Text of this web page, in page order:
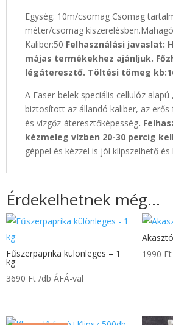
Egység: 10m/csomag Csomag
méter/csomag
Kaliber:50 Felhasználási javaslat:
májas termékekhez ajánljuk.
légáteresztő. Töltési tömeg
A Faser-belek speciális cellulóz alapú
biztosított az állandó kaliber, az
és vízgőz-áteresztőképesség.
kézmeleg vízben 20-30 percig
géppel és kézzel is jól klipszelhető
Érdekelhetnek még…
Fűszerpaprika különleges – 1
kg
3690 Ft /db ÁFÁ-val
1990 Ft